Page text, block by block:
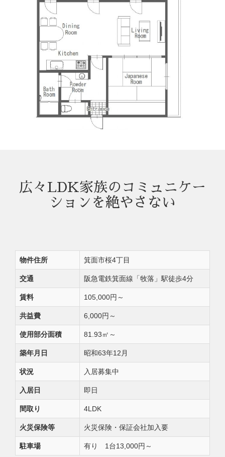
広々LDK家族のコミュニケー
ションを絶やさない
物件住所 箕面市桜4丁目
交通 阪急電鉄箕面線「牧落」駅徒歩4分
賃料 105,000円～
共益費 6,000円～
使用部分面積 81.93㎡～
築年月日 昭和63年12月
状況 入居募集中
入居日 即日
間取り 4LDK
火災保険等 火災保険・保証会社加入要
駐車場 有り 1台13,000円～